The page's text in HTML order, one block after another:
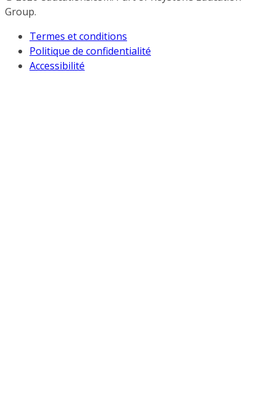
Group.
Termes et conditions
Politique de confidentialité
Accessibilité